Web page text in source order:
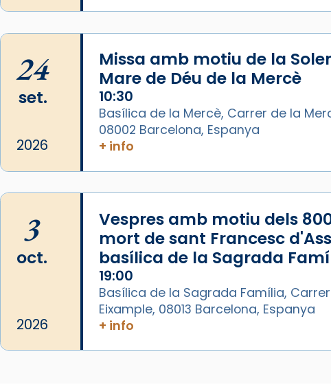
La Carmina va patir depressió.
Fa gairebé dos mesos, a l'Estadi
Lluís Companys, la jove va fer
arribar el seu testimoni al papa
Lleó XIV.
Recupera l'entrevista
compVatican Newstican News 👇
www.vaticannews.va/es/iglesia/news/
07/carmina-historia-depresion-
papa-viaje-espana-testimoni...
Photo
View on Facebook Share
Arquebisbat de Barcelona
1 week ago
«Avui les santes Juliana i
Semproniana ens ajuden a alçar
la mirada»
24
set.
2026
Missa amb motiu de la
Mare de Déu de la Mercè
10:30
Basílica de la Mercè, Carrer de la
08002 Barcelona, Espanya
+ info
3
oct.
2026
Vespres amb motiu dels
mort de sant Francesc
basílica de la Sagrada
19:00
Basílica de la Sagrada Família,
Eixample, 08013 Barcelona, Espanya
+ info